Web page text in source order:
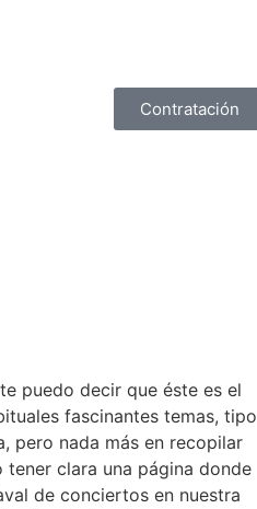
Contratación
puedo decir que éste es el
fascinantes temas, tipo
pero nada más en recopilar
clara una página donde
de conciertos en nuestra